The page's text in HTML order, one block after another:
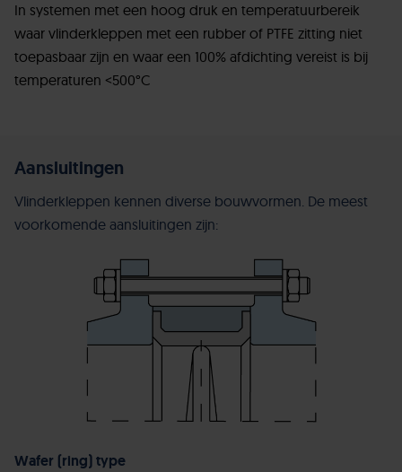
In systemen met een hoog druk en temperatuurbereik
waar vlinderkleppen met een rubber of PTFE zitting niet
toepasbaar zijn en waar een 100% afdichting vereist is bij
temperaturen <500°C
Aansluitingen
Vlinderkleppen kennen diverse bouwvormen. De meest
voorkomende aansluitingen zijn:
Wafer (ring) type